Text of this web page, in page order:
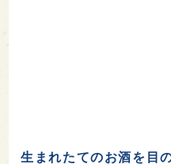
生まれたてのお酒を目